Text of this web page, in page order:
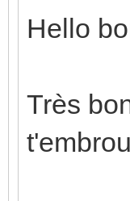
Hello
Très